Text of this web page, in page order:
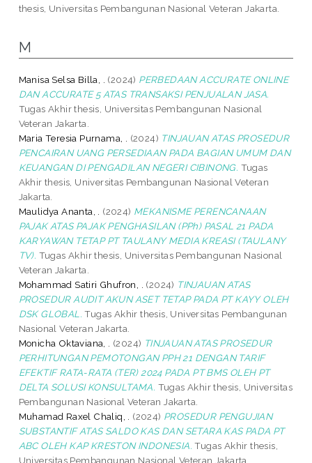
thesis, Universitas Pembangunan Nasional Veteran Jakarta.
M
Manisa Selsa Billa, . (2024) PERBEDAAN ACCURATE ONLINE
DAN ACCURATE 5 ATAS TRANSAKSI PENJUALAN JASA.
Tugas Akhir thesis, Universitas Pembangunan Nasional
Veteran Jakarta.
Maria Teresia Purnama, .
(2024) TINJAUAN ATAS PROSEDUR
PENCAIRAN UANG PERSEDIAAN PADA BAGIAN UMUM DAN
KEUANGAN DI PENGADILAN NEGERI CIBINONG. Tugas
Akhir thesis, Universitas Pembangunan Nasional Veteran
Jakarta.
Maulidya Ananta, .
(2024) MEKANISME PERENCANAAN
PAJAK ATAS PAJAK PENGHASILAN (PPh) PASAL 21 PADA
KARYAWAN TETAP PT TAULANY MEDIA KREASI (TAULANY
TV). Tugas Akhir thesis, Universitas Pembangunan Nasional
Veteran Jakarta.
Mohammad Satiri Ghufron, .
(2024) TINJAUAN ATAS
PROSEDUR AUDIT AKUN ASET TETAP PADA PT KAYY OLEH
DSK GLOBAL. Tugas Akhir thesis, Universitas Pembangunan
Nasional Veteran Jakarta.
Monicha Oktaviana, .
(2024) TINJAUAN ATAS PROSEDUR
PERHITUNGAN PEMOTONGAN PPH 21 DENGAN TARIF
EFEKTIF RATA-RATA (TER) 2024 PADA PT BMS OLEH PT
DELTA SOLUSI KONSULTAMA. Tugas Akhir thesis, Universitas
Pembangunan Nasional Veteran Jakarta.
Muhamad Raxel Chaliq, .
(2024) PROSEDUR PENGUJIAN
SUBSTANTIF ATAS SALDO KAS DAN SETARA KAS PADA PT
ABC OLEH KAP KRESTON INDONESIA. Tugas Akhir thesis,
Universitas Pembangunan Nasional Veteran Jakarta.